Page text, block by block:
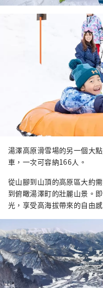
湯澤高原滑雪場的另一個大
車，一次可容納166人。
從山腳到山頂的高原區大約
到俯瞰湯澤町的壯麗山景。
光，享受高海拔帶來的自由感